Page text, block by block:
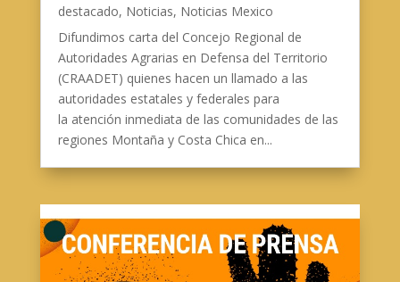
destacado, Noticias, Noticias Mexico
Difundimos carta del Concejo Regional de
Autoridades Agrarias en Defensa del Territorio
(CRAADET) quienes hacen un llamado a las
autoridades estatales y federales para
la atención inmediata de las comunidades de las
regiones Montaña y Costa Chica en...